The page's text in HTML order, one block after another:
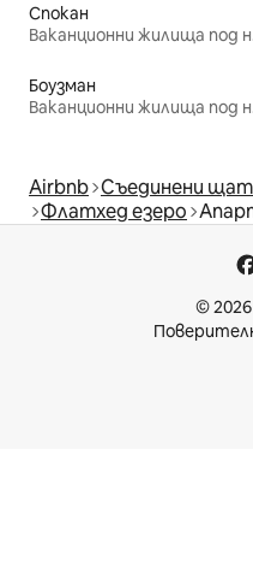
Спокан
Боузман
Airbnb Съединени
Флатхед езеро
©